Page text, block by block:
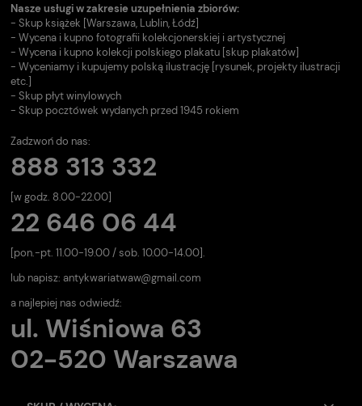
Nasze usługi w zakresie uzupełnienia zbiorów:
- Skup książek [Warszawa, Lublin, Łódź]
- Wycena i kupno fotografii kolekcjonerskiej i artystycznej
- Wycena i kupno kolekcji polskiego plakatu [skup plakatów]
- Wyceniamy i kupujemy polską ilustrację [rysunek, projekty ilustracji
etc.]
- Skup płyt winylowych
- Skup pocztówek wydanych przed 1945 rokiem
Zadzwoń do nas:
888 313 332
[w godz. 8.00-22.00]
22 646 06 44
[pon.-pt. 11.00-19.00 / sob. 10.00-14.00].
lub napisz: antykwariatwaw@gmail.com
a najlepiej nas odwiedź:
ul. Wiśniowa 63
02-520 Warszawa